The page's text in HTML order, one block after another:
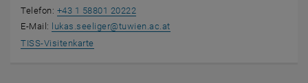
Telefon: +43 1 58801 20222
E-Mail:
lukas.seeliger@tuwien.ac.at
TISS-Visitenkarte, öffnet eine externe URL in einem neuen Fenster